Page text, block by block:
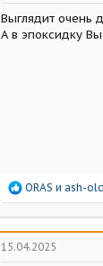
и
Выглядит очень
А в эпоксидку
Р
а
к
ц
и
ORAS и ash-
15.04.2025